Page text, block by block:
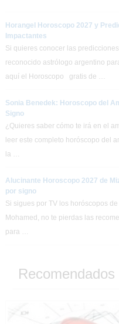
Horangel Horoscopo 2027 y
Impactantes
Si quieres conocer las
reconocido astrólogo argentino
aquí el Horoscopo gratis de …
Sonia Benedek: Horoscopo del
Signo
¿Quieres saber cómo te irá en el
leer este completo horóscopo del
la …
Alucinante Horoscopo 2027 de
por signo
Si sigues por TV los horóscopos
Mohamed, no te pierdas las
para …
Recomendados